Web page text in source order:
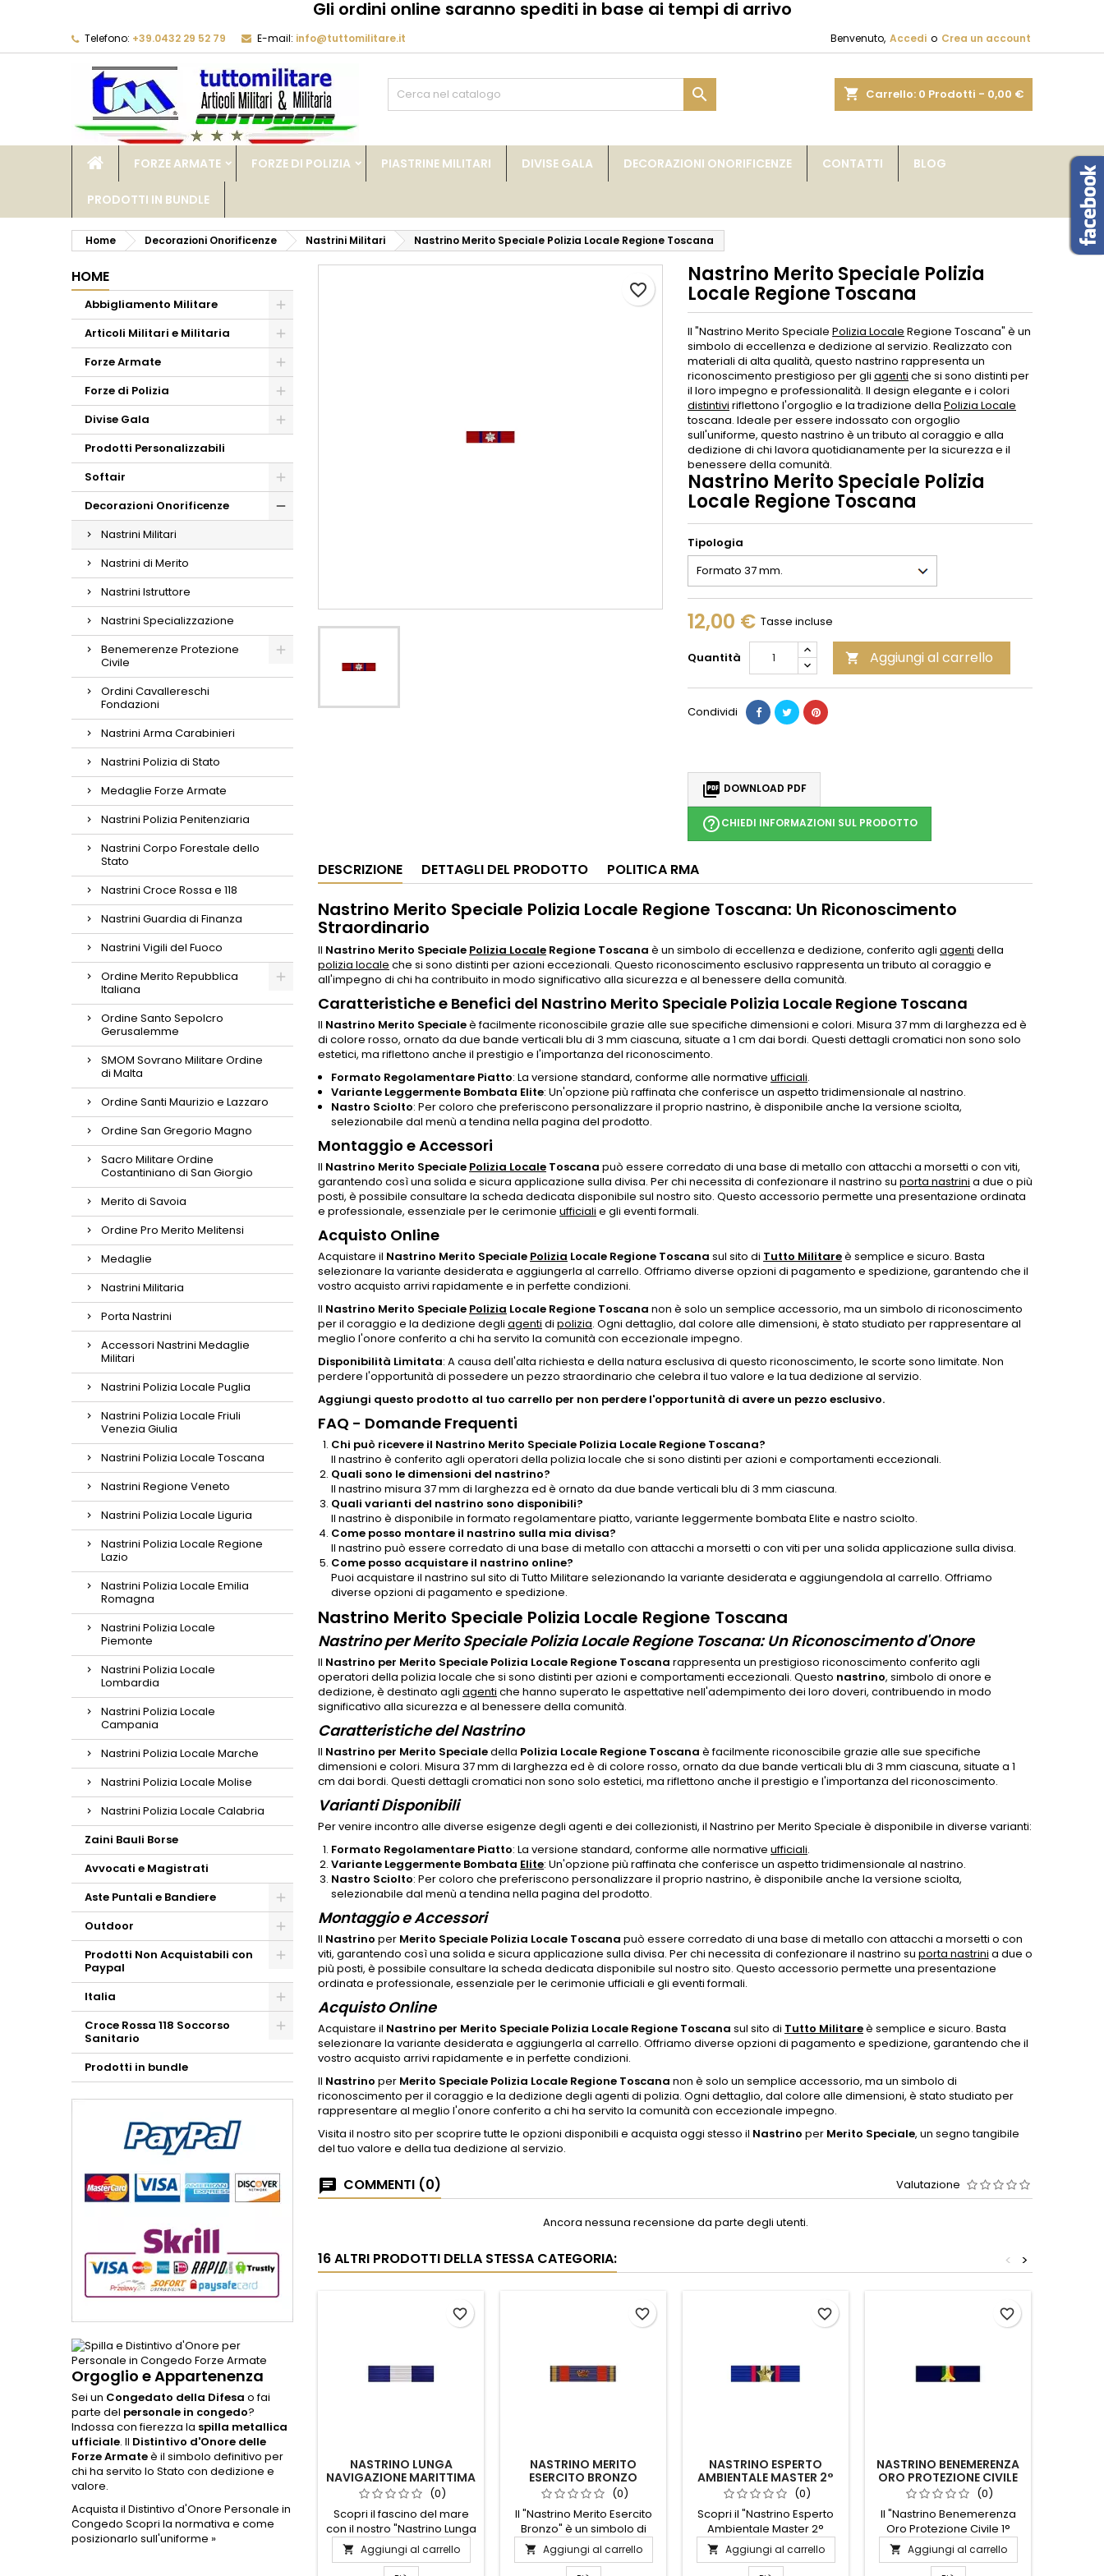
Gli ordini online saranno spediti in base ai tempi di arrivo
Telefono: +39.0432 29 52 79 E-mail: info@tuttomilitare.it Benvenuto, Accedi o Crea un account
shopping_cart Carrello: 0 Prodotti - 0,00 €

FORZE ARMATE FORZE DI POLIZIA PIASTRINE MILITARI DIVISE GALA DECORAZIONI ONORIFICENZE CONTATTI BLOG
PRODOTTI IN BUNDLE
Home Decorazioni Onorificenze Nastrini Militari Nastrino Merito Speciale Polizia Locale Regione Toscana
HOME
Abbigliamento Militare
Articoli Militari e Militaria
Forze Armate
Forze di Polizia
Divise Gala
Prodotti Personalizzabili
Softair
Decorazioni Onorificenze
Nastrini Militari
Nastrini di Merito
Nastrini Istruttore
Nastrini Specializzazione
Benemerenze Protezione
Civile
Ordini Cavallereschi
Fondazioni
Nastrini Arma Carabinieri
Nastrini Polizia di Stato
Medaglie Forze Armate
Nastrini Polizia Penitenziaria
Nastrini Corpo Forestale dello
Stato
Nastrini Croce Rossa e 118
Nastrini Guardia di Finanza
Nastrini Vigili del Fuoco
Ordine Merito Repubblica
Italiana
Ordine Santo Sepolcro
Gerusalemme
SMOM Sovrano Militare Ordine
di Malta
Ordine Santi Maurizio e Lazzaro
Ordine San Gregorio Magno
Sacro Militare Ordine
Costantiniano di San Giorgio
Merito di Savoia
Ordine Pro Merito Melitensi
Medaglie
Nastrini Militaria
Porta Nastrini
Accessori Nastrini Medaglie
Militari
Nastrini Polizia Locale Puglia
Nastrini Polizia Locale Friuli
Venezia Giulia
Nastrini Polizia Locale Toscana
Nastrini Regione Veneto
Nastrini Polizia Locale Liguria
Nastrini Polizia Locale Regione
Lazio
Nastrini Polizia Locale Emilia
Romagna
Nastrini Polizia Locale
Piemonte
Nastrini Polizia Locale
Lombardia
Nastrini Polizia Locale
Campania
Nastrini Polizia Locale Marche
Nastrini Polizia Locale Molise
Nastrini Polizia Locale Calabria
Zaini Bauli Borse
Avvocati e Magistrati
Aste Puntali e Bandiere
Outdoor
Prodotti Non Acquistabili con
Paypal
Italia
Croce Rossa 118 Soccorso
Sanitario
Prodotti in bundle
Orgoglio e Appartenenza
Sei un Congedato della Difesa o fai
parte del personale in congedo?
Indossa con fierezza la spilla metallica
ufficiale. Il Distintivo d'Onore delle
Forze Armateè il simbolo definitivo per
chi ha servito lo Stato con dedizione e
valore.
Acquista il Distintivo d'Onore Personale in
Congedo Scopri la normativa e come
posizionarlo sull'uniforme »
Nastrino Merito Speciale Polizia
Locale Regione Toscana
Il "Nastrino Merito Speciale Polizia Locale Regione Toscana" è un
simbolo di eccellenza e dedizione al servizio. Realizzato con
materiali di alta qualità, questo nastrino rappresenta un
riconoscimento prestigioso per gli agenti che si sono distinti per
il loro impegno e professionalità. Il design elegante e i colori
distintivi riflettono l'orgoglio e la tradizione della Polizia Locale
toscana. Ideale per essere indossato con orgoglio
sull'uniforme, questo nastrino è un tributo al coraggio e alla
dedizione di chi lavora quotidianamente per la sicurezza e il
benessere della comunità.
Nastrino Merito Speciale Polizia
Locale Regione Toscana
Tipologia
12,00 € Tasse incluse
Quantità  Aggiungi al carrello
favorite_border
Condividi
 DOWNLOAD PDF
help_outlineCHIEDI INFORMAZIONI SUL PRODOTTO
DESCRIZIONE DETTAGLI DEL PRODOTTO POLITICA RMA
Nastrino Merito Speciale Polizia Locale Regione Toscana: Un Riconoscimento
Straordinario
Il Nastrino Merito Speciale Polizia Locale Regione Toscana è un simbolo di eccellenza e dedizione, conferito agli agenti della
polizia locale che si sono distinti per azioni eccezionali. Questo riconoscimento esclusivo rappresenta un tributo al coraggio e
all'impegno di chi ha contribuito in modo significativo alla sicurezza e al benessere della comunità.
Caratteristiche e Benefici del Nastrino Merito Speciale Polizia Locale Regione Toscana
Il Nastrino Merito Specialeè facilmente riconoscibile grazie alle sue specifiche dimensioni e colori. Misura 37 mm di larghezza ed è
di colore rosso, ornato da due bande verticali blu di 3 mm ciascuna, situate a 1 cm dai bordi. Questi dettagli cromatici non sono solo
estetici, ma riflettono anche il prestigio e l'importanza del riconoscimento.
Formato Regolamentare Piatto: La versione standard, conforme alle normative ufficiali.
Variante Leggermente Bombata Elite: Un'opzione più raffinata che conferisce un aspetto tridimensionale al nastrino.
Nastro Sciolto: Per coloro che preferiscono personalizzare il proprio nastrino, è disponibile anche la versione sciolta,
selezionabile dal menù a tendina nella pagina del prodotto.
Montaggio e Accessori
Il Nastrino Merito Speciale Polizia Locale Toscana può essere corredato di una base di metallo con attacchi a morsetti o con viti,
garantendo così una solida e sicura applicazione sulla divisa. Per chi necessita di confezionare il nastrino su porta nastrini a due o più
posti, è possibile consultare la scheda dedicata disponibile sul nostro sito. Questo accessorio permette una presentazione ordinata
e professionale, essenziale per le cerimonie ufficiali e gli eventi formali.
Acquisto Online
Acquistare il Nastrino Merito Speciale Polizia Locale Regione Toscana sul sito di Tutto Militareè semplice e sicuro. Basta
selezionare la variante desiderata e aggiungerla al carrello. Offriamo diverse opzioni di pagamento e spedizione, garantendo che il
vostro acquisto arrivi rapidamente e in perfette condizioni.
Il Nastrino Merito Speciale Polizia Locale Regione Toscana non è solo un semplice accessorio, ma un simbolo di riconoscimento
per il coraggio e la dedizione degli agenti di polizia. Ogni dettaglio, dal colore alle dimensioni, è stato studiato per rappresentare al
meglio l'onore conferito a chi ha servito la comunità con eccezionale impegno.
Disponibilità Limitata: A causa dell'alta richiesta e della natura esclusiva di questo riconoscimento, le scorte sono limitate. Non
perdere l'opportunità di possedere un pezzo straordinario che celebra il tuo valore e la tua dedizione al servizio.
Aggiungi questo prodotto al tuo carrello per non perdere l'opportunità di avere un pezzo esclusivo.
FAQ - Domande Frequenti
Chi può ricevere il Nastrino Merito Speciale Polizia Locale Regione Toscana?
Il nastrino è conferito agli operatori della polizia locale che si sono distinti per azioni e comportamenti eccezionali.
Quali sono le dimensioni del nastrino?
Il nastrino misura 37 mm di larghezza ed è ornato da due bande verticali blu di 3 mm ciascuna.
Quali varianti del nastrino sono disponibili?
Il nastrino è disponibile in formato regolamentare piatto, variante leggermente bombata Elite e nastro sciolto.
Come posso montare il nastrino sulla mia divisa?
Il nastrino può essere corredato di una base di metallo con attacchi a morsetti o con viti per una solida applicazione sulla divisa.
Come posso acquistare il nastrino online?
Puoi acquistare il nastrino sul sito di Tutto Militare selezionando la variante desiderata e aggiungendola al carrello. Offriamo
diverse opzioni di pagamento e spedizione.
Nastrino Merito Speciale Polizia Locale Regione Toscana
Nastrino per Merito Speciale Polizia Locale Regione Toscana: Un Riconoscimento d'Onore
Il Nastrino per Merito Speciale Polizia Locale Regione Toscana rappresenta un prestigioso riconoscimento conferito agli
operatori della polizia locale che si sono distinti per azioni e comportamenti eccezionali. Questo nastrino, simbolo di onore e
dedizione, è destinato agli agenti che hanno superato le aspettative nell'adempimento dei loro doveri, contribuendo in modo
significativo alla sicurezza e al benessere della comunità.
Caratteristiche del Nastrino
Il Nastrino per Merito Specialedella Polizia Locale Regione Toscana è facilmente riconoscibile grazie alle sue specifiche
dimensioni e colori. Misura 37 mm di larghezza ed è di colore rosso, ornato da due bande verticali blu di 3 mm ciascuna, situate a 1
cm dai bordi. Questi dettagli cromatici non sono solo estetici, ma riflettono anche il prestigio e l'importanza del riconoscimento.
Varianti Disponibili
Per venire incontro alle diverse esigenze degli agenti e dei collezionisti, il Nastrino per Merito Speciale è disponibile in diverse varianti:
Formato Regolamentare Piatto: La versione standard, conforme alle normative ufficiali.
Variante Leggermente Bombata Elite: Un'opzione più raffinata che conferisce un aspetto tridimensionale al nastrino.
Nastro Sciolto: Per coloro che preferiscono personalizzare il proprio nastrino, è disponibile anche la versione sciolta,
selezionabile dal menù a tendina nella pagina del prodotto.
Montaggio e Accessori
Il Nastrino per Merito Speciale Polizia Locale Toscana può essere corredato di una base di metallo con attacchi a morsetti o con
viti, garantendo così una solida e sicura applicazione sulla divisa. Per chi necessita di confezionare il nastrino su porta nastrini a due o
più posti, è possibile consultare la scheda dedicata disponibile sul nostro sito. Questo accessorio permette una presentazione
ordinata e professionale, essenziale per le cerimonie ufficiali e gli eventi formali.
Acquisto Online
Acquistare il Nastrino per Merito Speciale Polizia Locale Regione Toscana sul sito di Tutto Militareè semplice e sicuro. Basta
selezionare la variante desiderata e aggiungerla al carrello. Offriamo diverse opzioni di pagamento e spedizione, garantendo che il
vostro acquisto arrivi rapidamente e in perfette condizioni.
Il Nastrino per Merito Speciale Polizia Locale Regione Toscana non è solo un semplice accessorio, ma un simbolo di
riconoscimento per il coraggio e la dedizione degli agenti di polizia. Ogni dettaglio, dal colore alle dimensioni, è stato studiato per
rappresentare al meglio l'onore conferito a chi ha servito la comunità con eccezionale impegno.
Visita il nostro sito per scoprire tutte le opzioni disponibili e acquista oggi stesso il Nastrino per Merito Speciale, un segno tangibile
del tuo valore e della tua dedizione al servizio.
COMMENTI (0) Valutazione
Ancora nessuna recensione da parte degli utenti.
16 ALTRI PRODOTTI DELLA STESSA CATEGORIA: >
<
NASTRINO LUNGA
NAVIGAZIONE MARITTIMA
(0)
Scopri il fascino del mare
con il nostro "Nastrino Lunga
Navigazione Marittima".
Realizzato con materiali di
 Aggiungi al carrello
favorite_border
NASTRINO MERITO
ESERCITO BRONZO
(0)
Il "Nastrino Merito Esercito
Bronzo" è un simbolo di
riconoscimento e onore per
chi ha dimostrato dedizione
 Aggiungi al carrello
favorite_border
NASTRINO ESPERTO
AMBIENTALE MASTER 2°
LIVELLO (0)
Scopri il "Nastrino Esperto
Ambientale Master 2°
Livello", il distintivo perfetto
per chi ha raggiunto
 Aggiungi al carrello
favorite_border
NASTRINO BENEMERENZA
ORO PROTEZIONE CIVILE
1° LIVELLO (0)
Il "Nastrino Benemerenza
Oro Protezione Civile 1°
Livello" è un simbolo di
eccellenza e dedizione.
 Aggiungi al carrello
favorite_border
My wishlists ×
Create new list
Crea lista dei desideri ×
Nome lista dei desideri
Accedi ×
Devi avere effettuato l'accesso per salvare dei prodotti nella tua lista
Annulla Accedi